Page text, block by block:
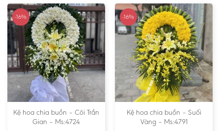
-16%
Kệ hoa chia buồn – Cõi Trần
Gian – Ms:4724
-16%
Kệ hoa chia buồn – Suối
Vàng – Ms:4791